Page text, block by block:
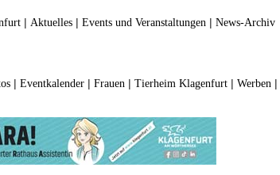
| Aktuelles| Events und Veranstaltungen | News-Archiv
| Eventkalender| Frauen | Tierheim Klagenfurt| Werben |